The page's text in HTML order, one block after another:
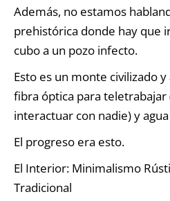
Además, no estamos
prehistórica donde hay que
cubo a un pozo infecto.
Esto es un monte civilizado
fibra óptica para teletrabajar
interactuar con nadie) y
El progreso era esto.
El Interior: Minimalismo
Tradicional